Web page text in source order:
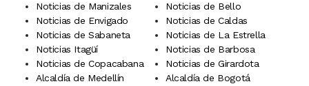
Noticias de Manizales
Noticias de Bello
Noticias de Envigado
Noticias de Caldas
Noticias de Sabaneta
Noticias de La Estrella
Noticias Itagüí
Noticias de Barbosa
Noticias de Copacabana
Noticias de Girardota
Alcaldía de Medellín
Alcaldía de Bogotá